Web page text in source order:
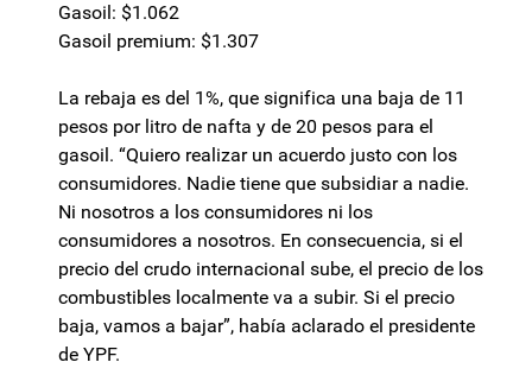
Gasoil: $1.062
Gasoil premium: $1.307
La rebaja es del 1%, que significa una baja de 11
pesos por litro de nafta y de 20 pesos para el
gasoil. “Quiero realizar un acuerdo justo con los
consumidores. Nadie tiene que subsidiar a nadie.
Ni nosotros a los consumidores ni los
consumidores a nosotros. En consecuencia, si el
precio del crudo internacional sube, el precio de los
combustibles localmente va a subir. Si el precio
baja, vamos a bajar”, había aclarado el presidente
de YPF.